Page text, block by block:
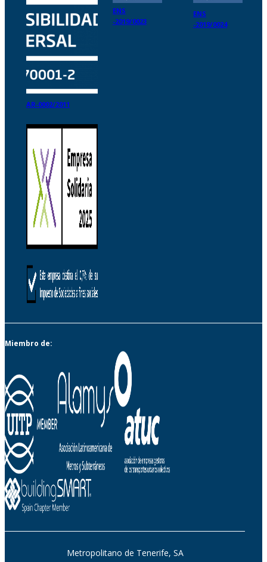
AR-0002/2011
ENS
-2019/0023
ENS
-2019/0024
Miembro de:
Metropolitano de Tenerife, SA